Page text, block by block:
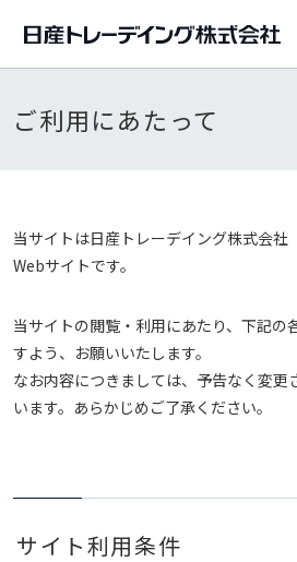
ご利用にあたって
当サイトは日産トレーデイング株式会社
Webサイトです。
当サイトの閲覧・利用にあたり、下記の
すよう、お願いいたします。
なお内容につきましては、予告なく変更
います。あらかじめご了承ください。
サイト利用条件